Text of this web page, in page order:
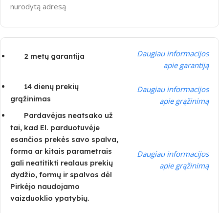
nurodytą adresą
2 metų garantija
Daugiau informacijos
apie garantiją
14 dienų prekių
grąžinimas
Daugiau informacijos
apie grąžinimą
Pardavėjas neatsako už
tai, kad El. parduotuvėje
esančios prekės savo spalva,
forma ar kitais parametrais
gali neatitikti realaus prekių
dydžio, formų ir spalvos dėl
Pirkėjo naudojamo
vaizduoklio ypatybių.
Daugiau informacijos
apie grąžinimą